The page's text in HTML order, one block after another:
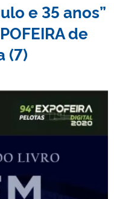
e 35 anos”
de
(7)